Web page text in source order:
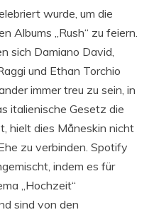
wurde, um die
Albums „Rush“ zu feiern.
sich Damiano David,
und Ethan Torchio
immer treu zu sein, in
italienische Gesetz die
hielt dies Måneskin nicht
zu verbinden. Spotify
indem es für
„Hochzeit“
sind von den